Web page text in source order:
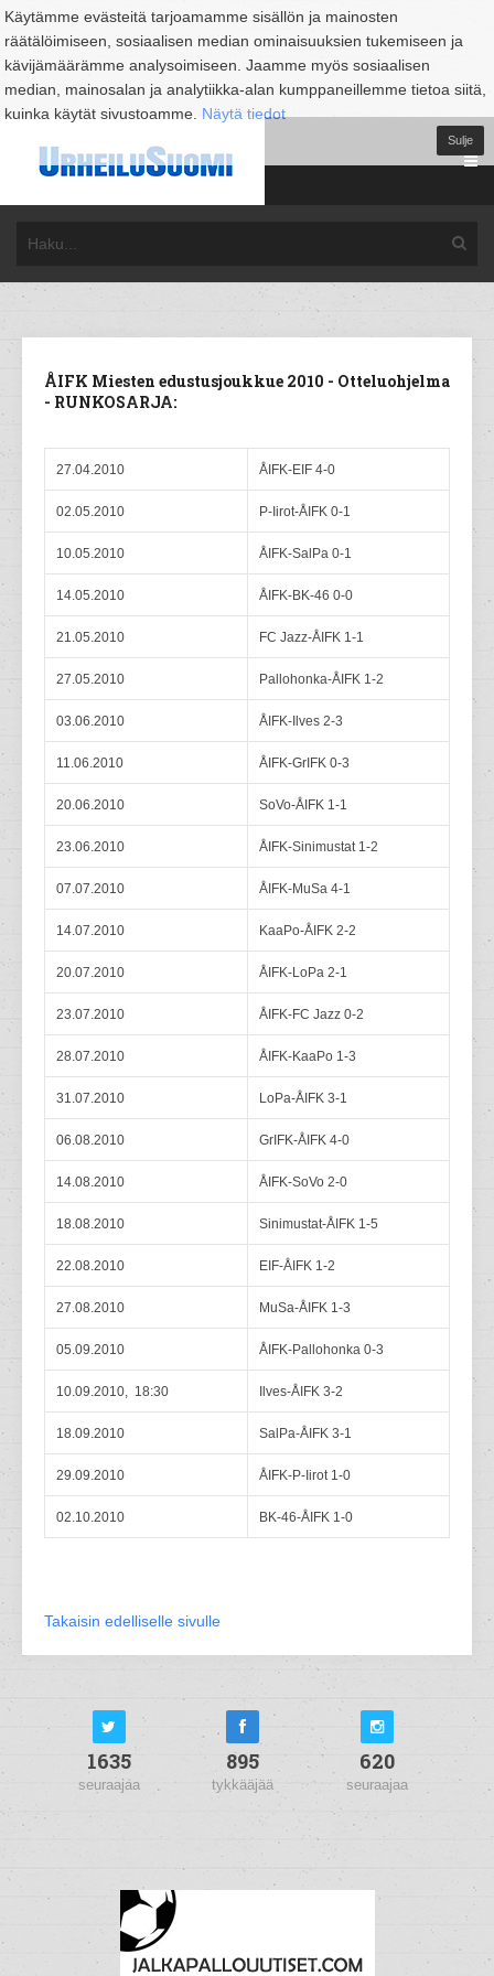
Käytämme evästeitä tarjoamamme sisällön ja mainosten
räätälöimiseen, sosiaalisen median ominaisuuksien tukemiseen ja
kävijämäärämme analysoimiseen. Jaamme myös sosiaalisen
median, mainosalan ja analytiikka-alan kumppaneillemme tietoa siitä,
kuinka käytät sivustoamme. Näytä tiedot
Sulje
ÅIFK Miesten edustusjoukkue 2010 - Otteluohjelma
- RUNKOSARJA:
27.04.2010 ÅIFK-EIF 4-0
02.05.2010 P-Iirot-ÅIFK 0-1
10.05.2010 ÅIFK-SalPa 0-1
14.05.2010 ÅIFK-BK-46 0-0
21.05.2010 FC Jazz-ÅIFK 1-1
27.05.2010 Pallohonka-ÅIFK 1-2
03.06.2010 ÅIFK-Ilves 2-3
11.06.2010 ÅIFK-GrIFK 0-3
20.06.2010 SoVo-ÅIFK 1-1
23.06.2010 ÅIFK-Sinimustat 1-2
07.07.2010 ÅIFK-MuSa 4-1
14.07.2010 KaaPo-ÅIFK 2-2
20.07.2010 ÅIFK-LoPa 2-1
23.07.2010 ÅIFK-FC Jazz 0-2
28.07.2010 ÅIFK-KaaPo 1-3
31.07.2010 LoPa-ÅIFK 3-1
06.08.2010 GrIFK-ÅIFK 4-0
14.08.2010 ÅIFK-SoVo 2-0
18.08.2010 Sinimustat-ÅIFK 1-5
22.08.2010 EIF-ÅIFK 1-2
27.08.2010 MuSa-ÅIFK 1-3
05.09.2010 ÅIFK-Pallohonka 0-3
10.09.2010, 18:30 Ilves-ÅIFK 3-2
18.09.2010 SalPa-ÅIFK 3-1
29.09.2010 ÅIFK-P-Iirot 1-0
02.10.2010 BK-46-ÅIFK 1-0
Takaisin edelliselle sivulle
1635
seuraajaa
895
tykkääjää
620
seuraajaa